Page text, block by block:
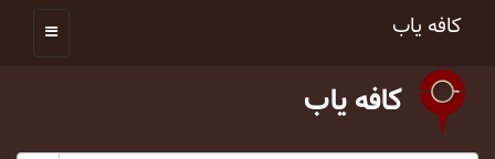
کافه یاب
کافه یاب